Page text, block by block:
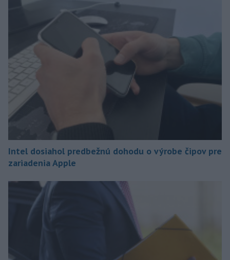
Intel dosiahol predbežnú dohodu o výrobe čipov pre
zariadenia Apple